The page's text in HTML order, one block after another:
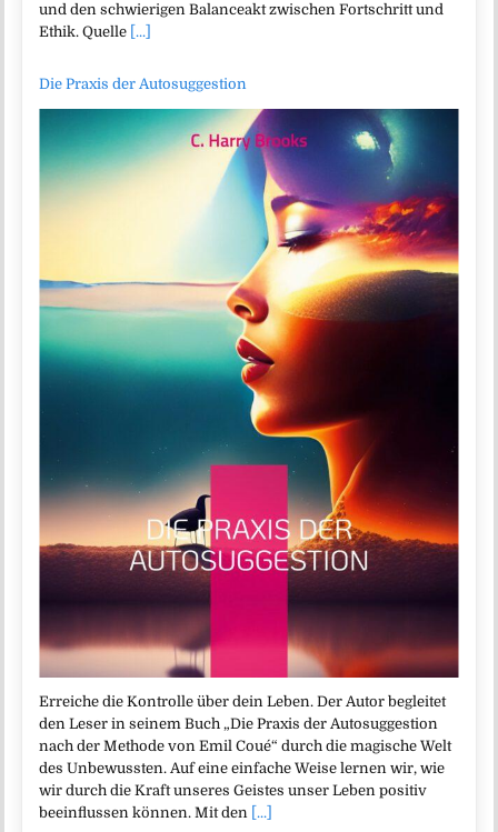
und den schwierigen Balanceakt zwischen Fortschritt und
Ethik. Quelle [...]
Die Praxis der Autosuggestion
Erreiche die Kontrolle über dein Leben. Der Autor begleitet
den Leser in seinem Buch „Die Praxis der Autosuggestion
nach der Methode von Emil Coué“ durch die magische Welt
des Unbewussten. Auf eine einfache Weise lernen wir, wie
wir durch die Kraft unseres Geistes unser Leben positiv
beeinflussen können. Mit den [...]